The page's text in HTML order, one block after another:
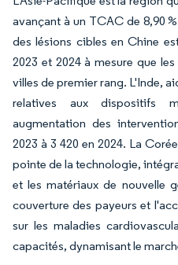
avançant à un TCAC de 8,90
des lésions cibles en Chine
2023 et 2024 à mesure que
villes de premier rang. L'Inde,
relatives aux dispositifs
augmentation des
2023 à 3 420 en 2024. La
pointe de la technologie,
et les matériaux de nouvelle
couverture des payeurs et
sur les maladies
capacités, dynamisant le